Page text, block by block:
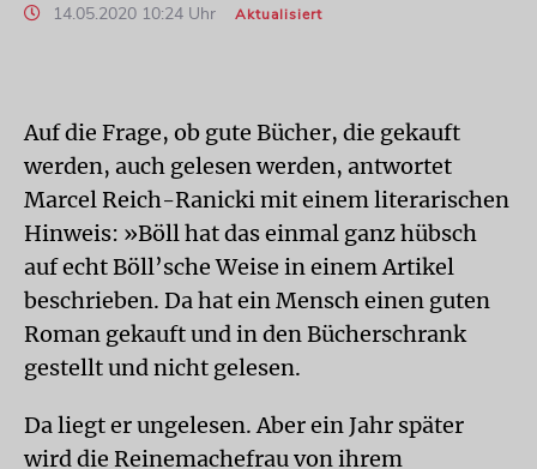
14.05.2020 10:24 Uhr
Aktualisiert
Auf die Frage, ob gute Bücher, die gekauft
werden, auch gelesen werden, antwortet
Marcel Reich-Ranicki mit einem literarischen
Hinweis: »Böll hat das einmal ganz hübsch
auf echt Böll’sche Weise in einem Artikel
beschrieben. Da hat ein Mensch einen guten
Roman gekauft und in den Bücherschrank
gestellt und nicht gelesen.
Da liegt er ungelesen. Aber ein Jahr später
wird die Reinemachefrau von ihrem